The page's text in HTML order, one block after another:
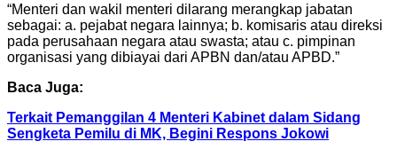
“Menteri dan wakil menteri dilarang merangkap jabatan
sebagai: a. pejabat negara lainnya; b. komisaris atau direksi
pada perusahaan negara atau swasta; atau c. pimpinan
organisasi yang dibiayai dari APBN dan/atau APBD.”
Baca Juga:
Terkait Pemanggilan 4 Menteri Kabinet dalam Sidang
Sengketa Pemilu di MK, Begini Respons Jokowi